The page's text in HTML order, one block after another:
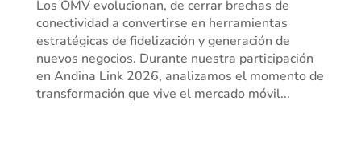
Los OMV evolucionan, de cerrar brechas de
conectividad a convertirse en herramientas
estratégicas de fidelización y generación de
nuevos negocios. Durante nuestra participación
en Andina Link 2026, analizamos el momento de
transformación que vive el mercado móvil...